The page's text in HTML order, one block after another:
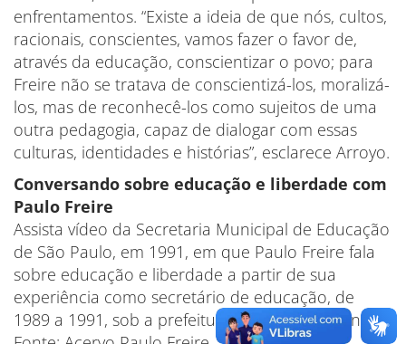
enfrentamentos. “Existe a ideia de que nós, cultos,
racionais, conscientes, vamos fazer o favor de,
através da educação, conscientizar o povo; para
Freire não se tratava de conscientizá-los, moralizá-
los, mas de reconhecê-los como sujeitos de uma
outra pedagogia, capaz de dialogar com essas
culturas, identidades e histórias”, esclarece Arroyo.
Conversando sobre educação e liberdade com
Paulo Freire
Assista vídeo da Secretaria Municipal de Educação
de São Paulo, em 1991, em que Paulo Freire fala
sobre educação e liberdade a partir de sua
experiência como secretário de educação, de
1989 a 1991, sob a prefeitura de Luíza Erundina.